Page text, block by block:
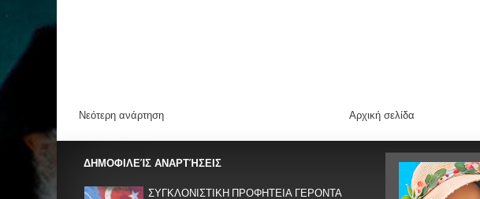
Νεότερη ανάρτηση Αρχική σελίδα
ΔΗΜΟΦΙΛΕΊΣ ΑΝΑΡΤΉΣΕΙΣ
ΣΥΓΚΛΟΝΙΣΤΙΚΗ ΠΡΟΦΗΤΕΙΑ ΓΕΡΟΝΤΑ